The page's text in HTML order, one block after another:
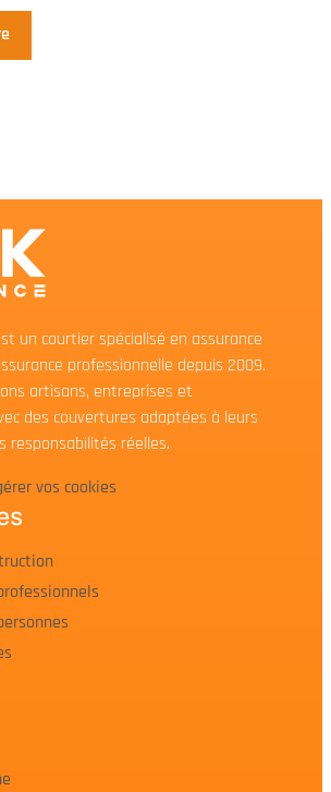
un courtier spécialisé en assurance
professionnelle depuis 2009.
artisans, entreprises et
des couvertures adaptées à leurs
responsabilités réelles.
vos cookies